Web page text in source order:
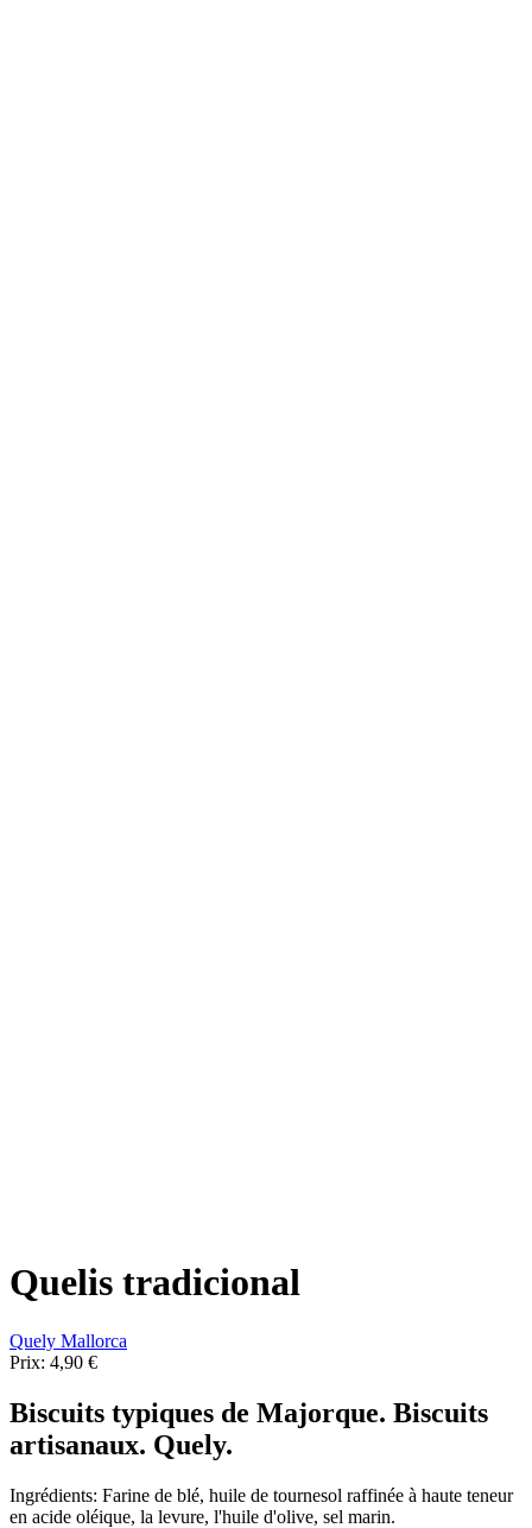
Quelis tradicional
Quely Mallorca
Prix: 4,90 €
Biscuits typiques de Majorque. Biscuits
artisanaux. Quely.
Ingrédients: Farine de blé, huile de tournesol raffinée à haute teneur
en acide oléique, la levure, l'huile d'olive, sel marin.